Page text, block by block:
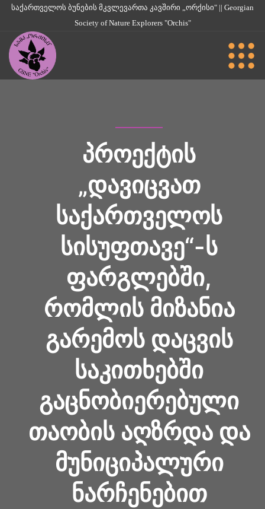
საქართველოს ბუნების მკვლევართა კავშირი „ორქისი" || Georgian
Society of Nature Explorers "Orchis"
ᲞᲠᲝᲔᲥᲢᲘᲡ
„ᲓᲐᲕᲘᲪᲕᲐᲗ
ᲡᲐᲥᲐᲠᲗᲕᲔᲚᲝᲡ
ᲡᲘᲡᲣᲤᲗᲐᲕᲔ“-Ს
ᲤᲐᲠᲒᲚᲔᲑᲨᲘ,
ᲠᲝᲛᲚᲘᲡ ᲛᲘᲖᲐᲜᲘᲐ
ᲒᲐᲠᲔᲛᲝᲡ ᲓᲐᲪᲕᲘᲡ
ᲡᲐᲙᲘᲗᲮᲔᲑᲨᲘ
ᲒᲐᲪᲜᲝᲑᲘᲔᲠᲔᲑᲣᲚᲘ
ᲗᲐᲝᲑᲘᲡ ᲐᲦᲖᲠᲓᲐ ᲓᲐ
ᲛᲣᲜᲘᲪᲘᲞᲐᲚᲣᲠᲘ
ᲜᲐᲠᲩᲔᲜᲔᲑᲘᲗ